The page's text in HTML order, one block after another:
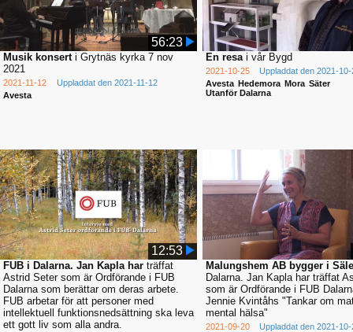
56:23
Musik konserti Grytnäs kyrka 7 nov
2021
2021-11-12
Uppladdat den 2021-11-12
Avesta
En resai vår Bygd
2021-10-25
Uppladdat den 2021-10-
Avesta Hedemora Mora Säter
Utanför Dalarna
12:53
FUB i Dalarna. Jan Kapla har träffat
Astrid Seter som är Ordförande i FUB
Dalarna som berättar om deras arbete.
FUB arbetar för att personer med
intellektuell funktionsnedsättning ska leva
ett gott liv som alla andra.
Malungshem AB bygger i
Dalarna. Jan Kapla har träffat
som är Ordförande i FUB
Jennie Kvintåhs "Tankar om
mental hälsa"
2021-09-20
Uppladdat den 2021-10-